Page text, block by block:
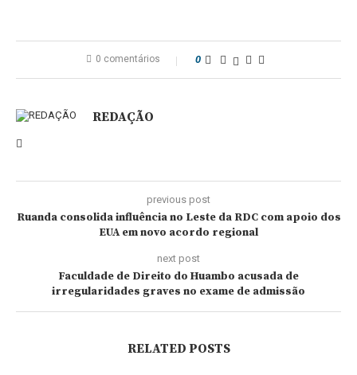
0 comentários 0
REDAÇÃO
previous post
Ruanda consolida influência no Leste da RDC com apoio dos
EUA em novo acordo regional
next post
Faculdade de Direito do Huambo acusada de
irregularidades graves no exame de admissão
RELATED POSTS